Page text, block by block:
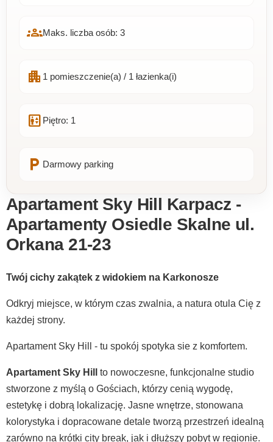
groupsMaks. liczba osób: 3
apartment 1 pomieszczenie(a) / 1 łazienka(i)
elevator Piętro: 1
local_parking Darmowy parking
Apartament Sky Hill Karpacz -
Apartamenty Osiedle Skalne ul.
Orkana 21-23
Twój cichy zakątek z widokiem na Karkonosze
Odkryj miejsce, w którym czas zwalnia, a natura otula Cię z
każdej strony.
Apartament Sky Hill - tu spokój spotyka sie z komfortem.
Apartament Sky Hill to nowoczesne, funkcjonalne studio
stworzone z myślą o Gościach, którzy cenią wygodę,
estetykę i dobrą lokalizację. Jasne wnętrze, stonowana
kolorystyka i dopracowane detale tworzą przestrzeń idealną
zarówno na krótki city break, jak i dłuższy pobyt w regionie.